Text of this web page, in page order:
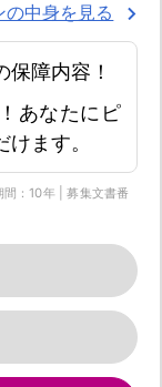
の中身を見る
障内容！
あなたにピ
ます。
：10年 | 募集文書番